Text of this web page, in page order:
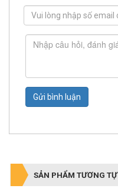
Gửi bình luận
SẢN PHẨM TƯƠNG TỰ